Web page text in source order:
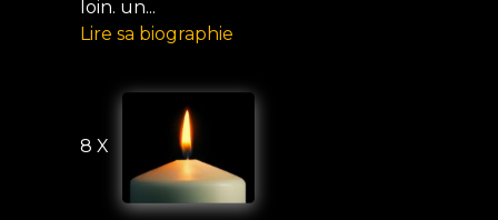
loin. un...
Lire sa biographie
8 X